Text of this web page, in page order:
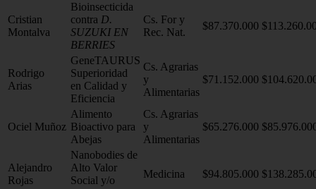
Cristian
Montalva
Bioinsecticida
contra D.
SUZUKI EN
BERRIES
Cs. For y
Rec. Nat.
$87.370.000
Rodrigo
Arias
GeneTAURUS
Superioridad
en Calidad y
Eficiencia
Cs. Agrarias
y
Alimentarias
$71.152.000
Ociel Muñoz
Alimento
Bioactivo para
Abejas
Cs. Agrarias
y
Alimentarias
$65.276.000
Alejandro
Rojas
Nanobodies de
Alto Valor
Social y/o
Medicina $94.805.000